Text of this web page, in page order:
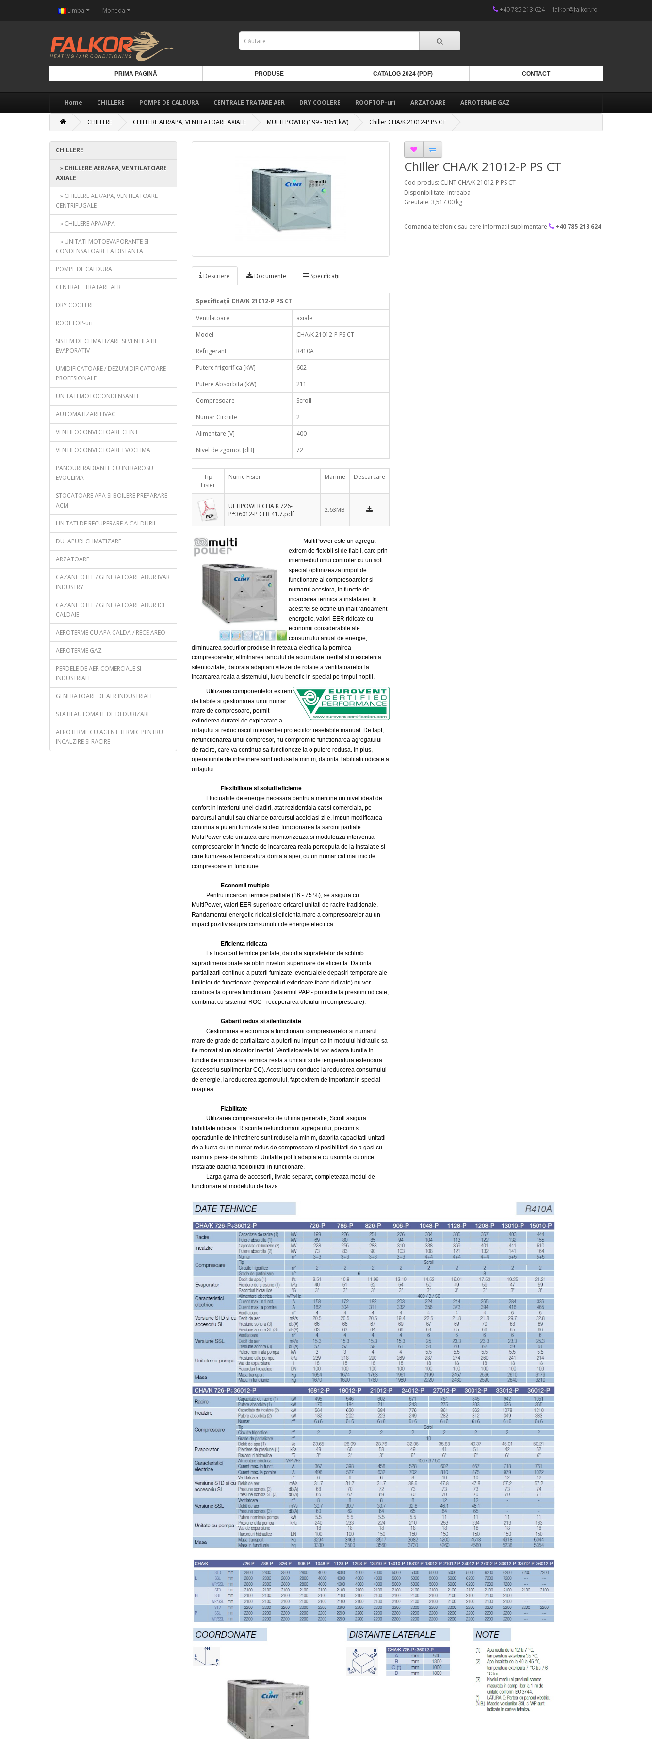
Limba Moneda +40 785 213 624 falkor@falkor.ro
PRIMA PAGINĂ PRODUSE CATALOG 2024 (PDF) CONTACT
Home CHILLERE POMPE DE CALDURA CENTRALE TRATARE AER DRY COOLERE ROOFTOP-uri ARZATOARE AEROTERME GAZ
CHILLERE CHILLERE AER/APA, VENTILATOARE AXIALE MULTI POWER (199 - 1051 kW) Chiller CHA/K 21012-P PS CT
CHILLERE
» CHILLERE AER/APA, VENTILATOARE
AXIALE
» CHILLERE AER/APA, VENTILATOARE
CENTRIFUGALE
» CHILLERE APA/APA
» UNITATI MOTOEVAPORANTE SI
CONDENSATOARE LA DISTANTA
POMPE DE CALDURA
CENTRALE TRATARE AER
DRY COOLERE
ROOFTOP-uri
SISTEM DE CLIMATIZARE SI VENTILATIE
EVAPORATIV
UMIDIFICATOARE / DEZUMIDIFICATOARE
PROFESIONALE
UNITATI MOTOCONDENSANTE
AUTOMATIZARI HVAC
VENTILOCONVECTOARE CLINT
VENTILOCONVECTOARE EVOCLIMA
PANOURI RADIANTE CU INFRAROSU
EVOCLIMA
STOCATOARE APA SI BOILERE PREPARARE
ACM
UNITATI DE RECUPERARE A CALDURII
DULAPURI CLIMATIZARE
ARZATOARE
CAZANE OTEL / GENERATOARE ABUR IVAR
INDUSTRY
CAZANE OTEL / GENERATOARE ABUR ICI
CALDAIE
AEROTERME CU APA CALDA / RECE AREO
AEROTERME GAZ
PERDELE DE AER COMERCIALE SI
INDUSTRIALE
GENERATOARE DE AER INDUSTRIALE
STATII AUTOMATE DE DEDURIZARE
AEROTERME CU AGENT TERMIC PENTRU
INCALZIRE SI RACIRE
Descriere Documente Specificaţii
Specificaţii CHA/K 21012-P PS CT
Ventilatoare
axiale
Model
CHA/K 21012-P PS CT
Refrigerant
R410A
Putere frigorifica [kW]
602
Putere Absorbita (kW)
211
Compresoare
Scroll
Numar Circuite
2
Alimentare [V]
400
Nivel de zgomot [dB]
72
Tip
Fisier
Nume Fisier Marime Descarcare
ULTIPOWER CHA K 726-
P÷36012-P CLB 41.7.pdf
2.63MB
MultiPower este un agregat
extrem de flexibil si de fiabil, care prin
intermediul unui controler cu un soft
special optimizeaza timpul de
functionare al compresoarelor si
numarul acestora, in functie de
incarcarea termica a instalatiei. In
acest fel se obtine un inalt randament
energetic, valori EER ridicate cu
economii considerabile ale
consumului anual de energie,
diminuarea socurilor produse in reteaua electrica la pornirea
compresoarelor, eliminarea tancului de acumulare inertial si o excelenta
silentiozitate, datorata adaptarii vitezei de rotatie a ventilatoarelor la
incarcarea reala a sistemului, lucru benefic in special pe timpul noptii.
Utilizarea componentelor extrem
de fiabile si gestionarea unui numar
mare de compresoare, permit
extinderea duratei de exploatare a
utilajului si reduc riscul interventiei protectiilor resetabile manual. De fapt,
nefunctionarea unui compresor, nu compromite functionarea agregatului
de racire, care va continua sa functioneze la o putere redusa. In plus,
operatiunile de intretinere sunt reduse la minim, datorita fiabilitatii ridicate a
utilajului.
Flexibilitate si solutii eficiente
Fluctuatiile de energie necesara pentru a mentine un nivel ideal de
confort in interiorul unei cladiri, atat rezidentiala cat si comerciala, pe
parcursul anului sau chiar pe parcursul aceleiasi zile, impun modificarea
continua a puterii furnizate si deci functionarea la sarcini partiale.
MultiPower este unitatea care monitorizeaza si moduleaza interventia
compresoarelor in functie de incarcarea reala perceputa de la instalatie si
care furnizeaza temperatura dorita a apei, cu un numar cat mai mic de
compresoare in functiune.
Economii multiple
Pentru incarcari termice partiale (16 - 75 %), se asigura cu
MultiPower, valori EER superioare oricarei unitati de racire traditionale.
Randamentul energetic ridicat si eficienta mare a compresoarelor au un
impact pozitiv asupra consumului de energie electrica.
Eficienta ridicata
La incarcari termice partiale, datorita suprafetelor de schimb
supradimensionate se obtin niveluri superioare de eficienta. Datorita
partializarii continue a puterii furnizate, eventualele depasiri temporare ale
limitelor de functionare (temperaturi exterioare foarte ridicate) nu vor
conduce la oprirea functionarii (sistemul PAP - protectie la presiuni ridicate,
combinat cu sistemul ROC - recuperarea uleiului in compresoare).
Gabarit redus si silentiozitate
Gestionarea electronica a functionarii compresoarelor si numarul
mare de grade de partializare a puterii nu impun ca in modulul hidraulic sa
fie montat si un stocator inertial. Ventilatoarele isi vor adapta turatia in
functie de incarcarea termica reala a unitatii si de temperatura exterioara
(accesoriu suplimentar CC). Acest lucru conduce la reducerea consumului
de energie, la reducerea zgomotului, fapt extrem de important in special
noaptea.
Fiabilitate
Utilizarea compresoarelor de ultima generatie, Scroll asigura
fiabilitate ridicata. Riscurile nefunctionarii agregatului, precum si
operatiunile de intretinere sunt reduse la minim, datorita capacitatii unitatii
de a lucra cu un numar redus de compresoare si posibilitatii de a gasi cu
usurinta piese de schimb. Unitatile pot fi adaptate cu usurinta cu orice
instalatie datorita flexibilitatii in functionare.
Larga gama de accesorii, livrate separat, completeaza modul de
functionare al modelului de baza.
Chiller CHA/K 21012-P PS CT
Cod produs: CLINT CHA/K 21012-P PS CT
Disponibilitate: Intreaba
Greutate: 3,517.00 kg
Comanda telefonic sau cere informatii suplimentare +40 785 213 624